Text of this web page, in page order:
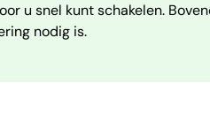
u snel kunt schakelen.
nodig is.